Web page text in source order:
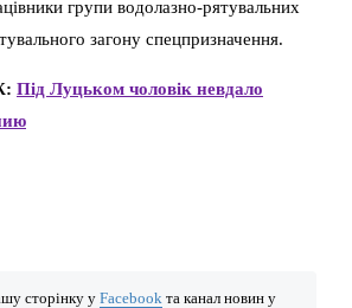
групи водолазно-рятувальних
загону спецпризначення.
Під Луцьком чоловік невдало
сторінку у Facebook та канал новин у